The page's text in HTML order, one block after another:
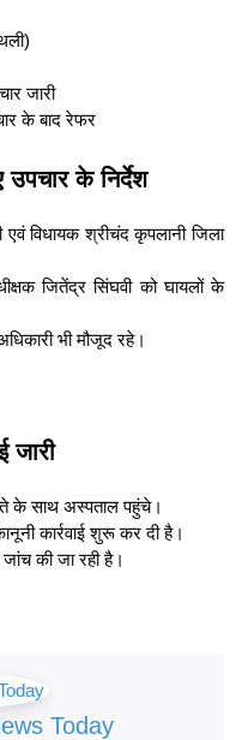
जारी
के बाद रेफर
के निर्देश
एवं विधायक श्रीचंद कृपलानी जिला
जितेंद्र सिंघवी को घायलों के
भी मौजूद रहे।
जारी
के साथ अस्पताल पहुंचे।
कार्रवाई शुरू कर दी है।
की जा रही है।
Today